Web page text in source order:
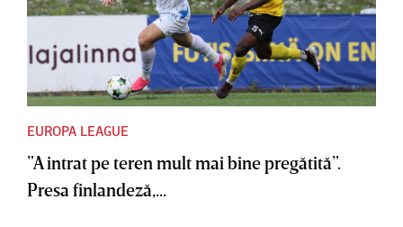
EUROPA LEAGUE
”A intrat pe teren mult mai bine pregătită”.
Presa finlandeză,...